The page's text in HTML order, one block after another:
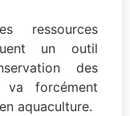
ressources
un outil
des
forcément
aquaculture.